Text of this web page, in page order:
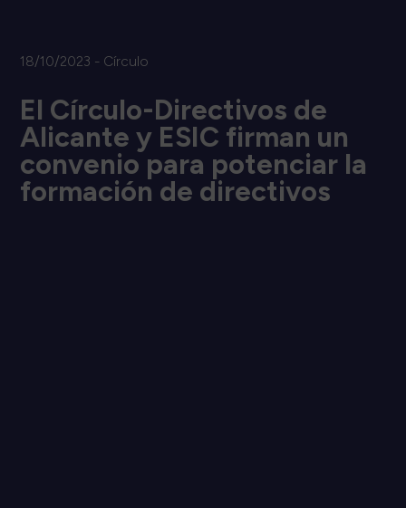
18/10/2023 - Círculo
El Círculo-Directivos de
Alicante y ESIC firman un
convenio para potenciar la
formación de directivos